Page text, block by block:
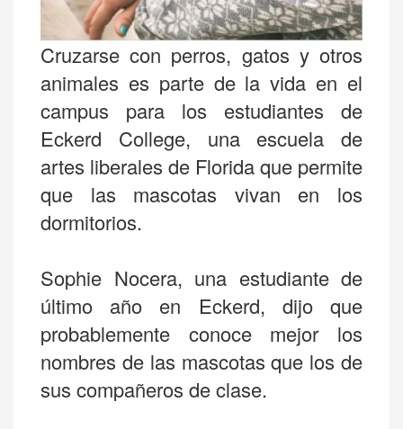
Cruzarse con perros, gatos y otros
animales es parte de la vida en el
campus para los estudiantes de
Eckerd College, una escuela de
artes liberales de Florida que permite
que las mascotas vivan en los
dormitorios.
Sophie Nocera, una estudiante de
último año en Eckerd, dijo que
probablemente conoce mejor los
nombres de las mascotas que los de
sus compañeros de clase.